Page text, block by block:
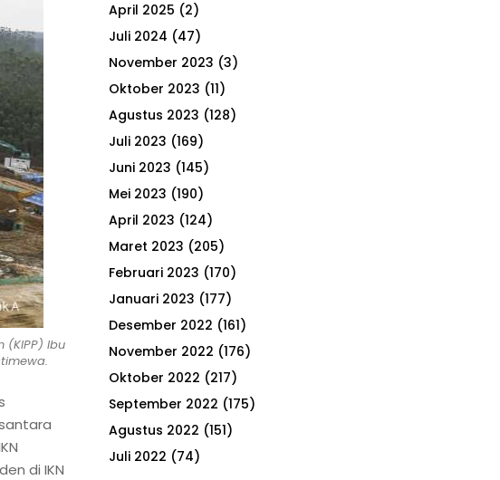
(KIPP) Ibu
di IKN
April 2025 (2)
Juli 2024 (47)
November 2023 (3)
Oktober 2023 (11)
Agustus 2023 (128)
Juli 2023 (169)
Juni 2023 (145)
Mei 2023 (190)
April 2023 (124)
Maret 2023 (205)
Februari 2023 (170)
Januari 2023 (177)
Desember 2022 (161)
November 2022 (176)
Oktober 2022 (217)
September 2022 (175)
Agustus 2022 (151)
Juli 2022 (74)